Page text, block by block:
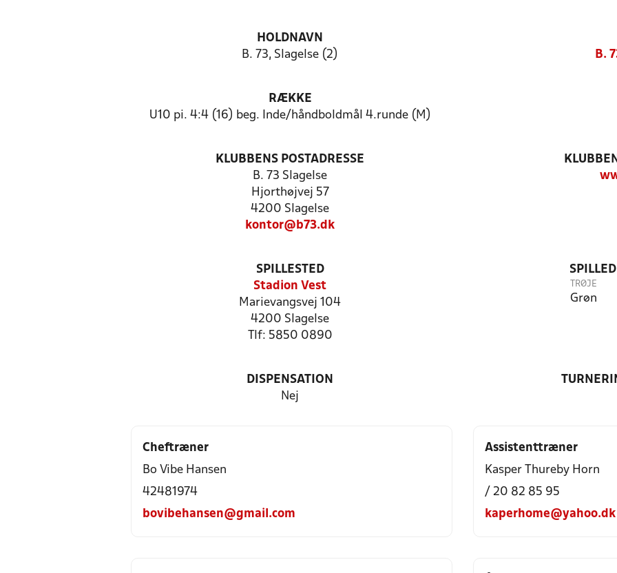
HOLDNAVN
B. 73, Slagelse (2)
B.
RÆKKE
U10 pi. 4:4 (16) beg. Inde/håndboldmål 4.runde (M)
KLUBBENS POSTADRESSE
B. 73 Slagelse
Hjorthøjvej 57
4200 Slagelse
kontor@b73.dk
SPILLESTED
Stadion Vest
Marievangsvej 104
4200 Slagelse
Tlf: 5850 0890
TRØJE
Grøn
DISPENSATION
Nej
Cheftræner
Bo Vibe Hansen
42481974
bovibehansen@gmail.com
Assistenttræner
Kasper Thureby Horn
/ 20 82 85 95
kaperhome@yahoo.dk